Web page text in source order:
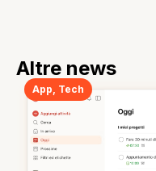
Altre news
App Tech